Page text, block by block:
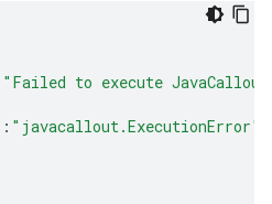
"Failed to execute
: "javacallout.ExecutionError"